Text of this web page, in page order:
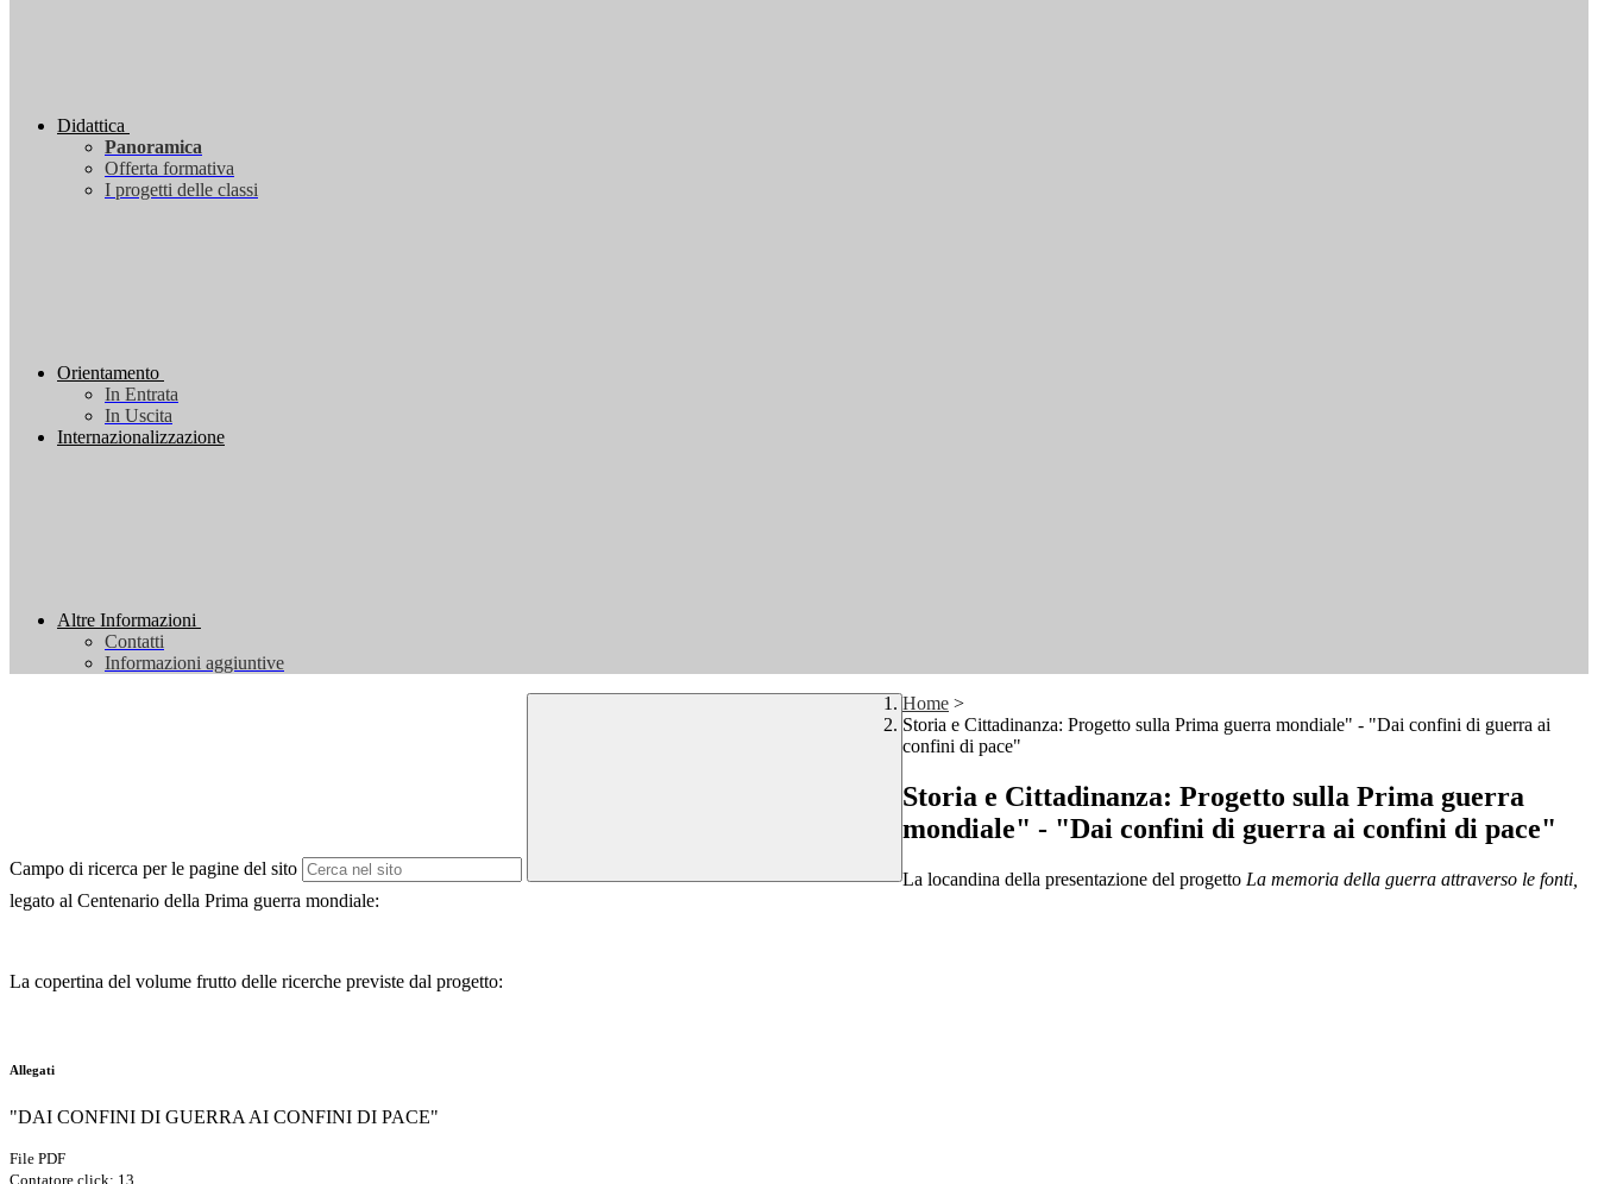
Didattica
Panoramica
Offerta formativa
I progetti delle classi
Orientamento
In Entrata
In Uscita
Internazionalizzazione
Altre Informazioni
Contatti
Informazioni aggiuntive
Campo di ricerca per le pagine del sito
Home >
Storia e Cittadinanza: Progetto sulla Prima guerra mondiale" - "Dai confini di guerra ai
confini di pace"
Storia e Cittadinanza: Progetto sulla Prima guerra
mondiale" - "Dai confini di guerra ai confini di pace"
La locandina della presentazione del progetto La memoria della guerra attraverso le fonti,
legato al Centenario della Prima guerra mondiale:
La copertina del volume frutto delle ricerche previste dal progetto:
Allegati
"DAI CONFINI DI GUERRA AI CONFINI DI PACE"
File PDF
Contatore click: 13